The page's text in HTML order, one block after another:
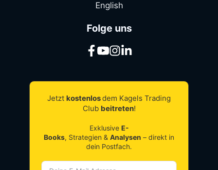
English
Folge uns
Jetzt kostenlosdem Kagels Trading
Club beitreten!
Exklusive E-
Books, Strategien & Analysen – direkt in
dein Postfach.